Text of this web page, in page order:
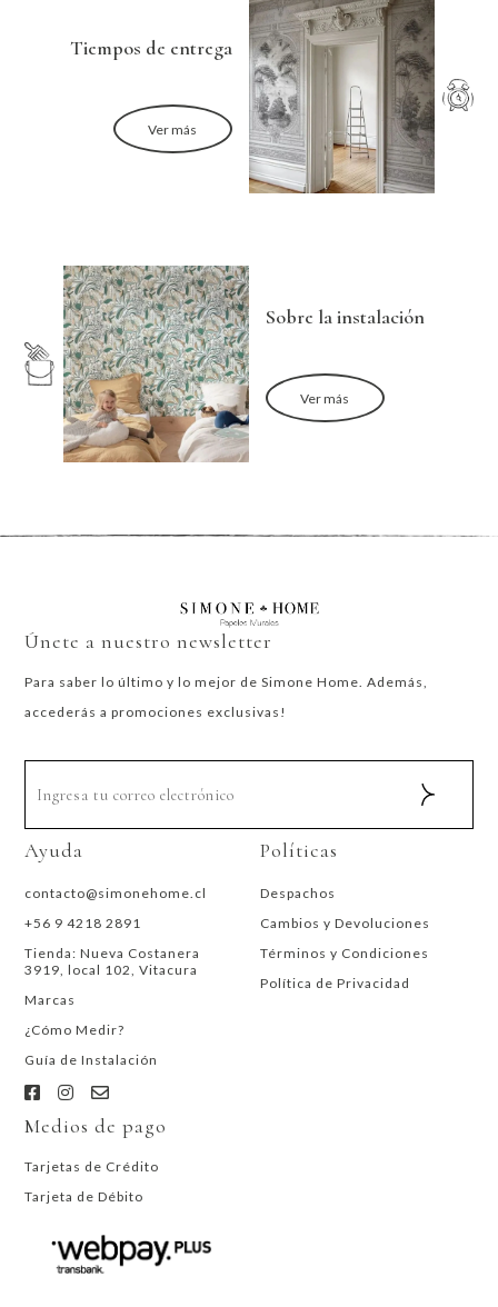
Tiempos de entrega
Ver más
Sobre la instalación
Ver más
Únete a nuestro newsletter
Para saber lo último y lo mejor de Simone Home. Además,
accederás a promociones exclusivas!
Ayuda
contacto@simonehome.cl
+56 9 4218 2891
Tienda: Nueva Costanera
3919, local 102, Vitacura
Marcas
¿Cómo Medir?
Guía de Instalación
Políticas
Despachos
Cambios y Devoluciones
Términos y Condiciones
Política de Privacidad
Medios de pago
Tarjetas de Crédito
Tarjeta de Débito